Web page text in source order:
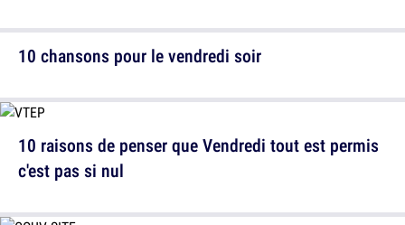
10 raisons de penser que Vendredi tout est permis
c'est pas si nul
10 chansons pour le vendredi soir